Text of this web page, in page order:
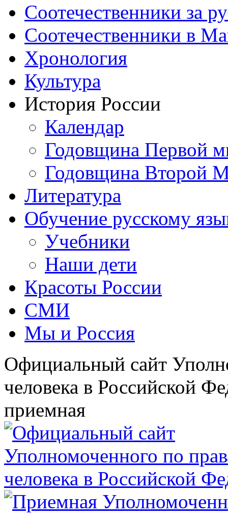
Соотечественники за
Соотечественники в
Хронология
Культура
История России
Календар
Годовщина Первой
Годовщина Второй
Литература
Обучение русскому
Учебники
Наши дети
Красоты России
СМИ
Мы и Россия
Официальный сайт
человека в Российской
приемная